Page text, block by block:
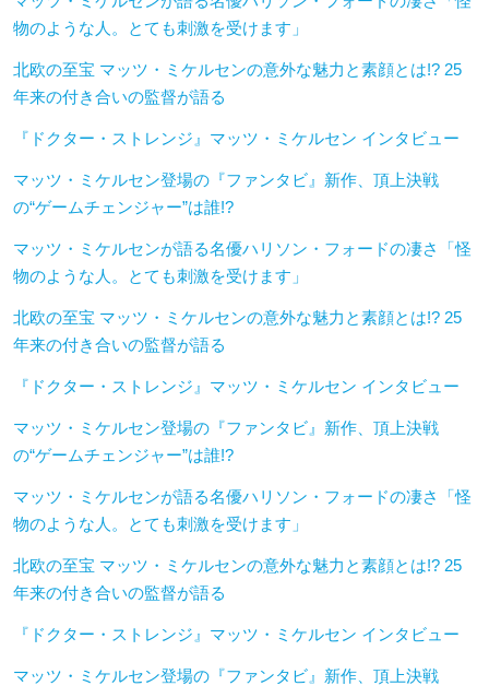
物のような人。とても刺激を受けます」
北欧の至宝 マッツ・ミケルセンの意外な魅力と素顔とは!? 25
年来の付き合いの監督が語る
『ドクター・ストレンジ』マッツ・ミケルセン インタビュー
マッツ・ミケルセン登場の『ファンタビ』新作、頂上決戦
の“ゲームチェンジャー”は誰!?
マッツ・ミケルセンが語る名優ハリソン・フォードの凄さ「怪
物のような人。とても刺激を受けます」
北欧の至宝 マッツ・ミケルセンの意外な魅力と素顔とは!? 25
年来の付き合いの監督が語る
『ドクター・ストレンジ』マッツ・ミケルセン インタビュー
マッツ・ミケルセン登場の『ファンタビ』新作、頂上決戦
の“ゲームチェンジャー”は誰!?
マッツ・ミケルセンが語る名優ハリソン・フォードの凄さ「怪
物のような人。とても刺激を受けます」
北欧の至宝 マッツ・ミケルセンの意外な魅力と素顔とは!? 25
年来の付き合いの監督が語る
『ドクター・ストレンジ』マッツ・ミケルセン インタビュー
マッツ・ミケルセン登場の『ファンタビ』新作、頂上決戦